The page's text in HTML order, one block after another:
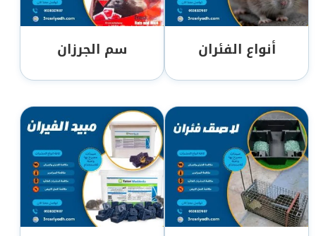
أنواع الفئران سم الجرزان